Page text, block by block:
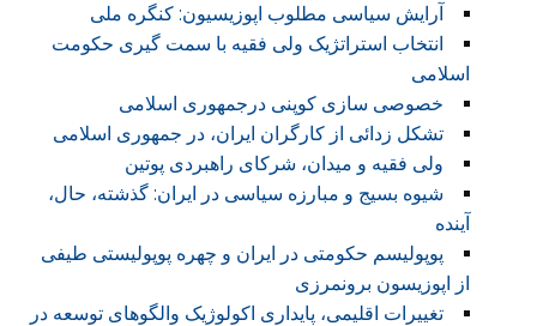
آرایش سیاسی مطلوب اپوزیسیون: کنگره ملی
انتخاب استراتژیک ولی فقیه با سمت گیری حکومت
اسلامی
خصوصی سازی کوپنی درجمهوری اسلامی
تشکل زدائی از کارگران ایران، در جمهوری اسلامی
ولی فقیه و میدان، شرکای راهبردی پوتین
شیوه بسیج و مبارزه سیاسی در ایران: گذشته، حال،
آینده
پوپولیسم حکومتی در ایران و چهره پوپولیستی طیفی
از اپوزیسون برونمرزی
تغییرات اقلیمی، پایداری اکولوژیک والگوهای توسعه در